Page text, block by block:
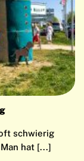
schwierig
hat [...]